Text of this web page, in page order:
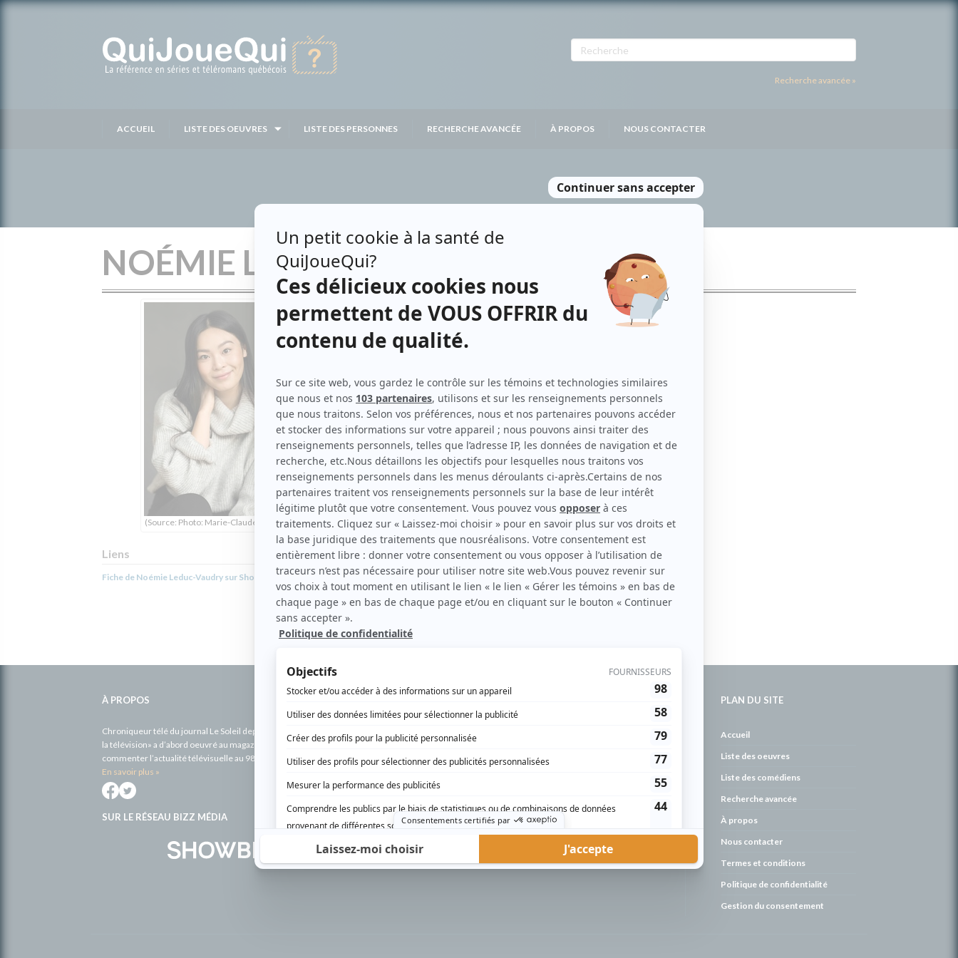
Recherche avancée »
ACCUEIL LISTE DES OEUVRES LISTE DES PERSONNES RECHERCHE AVANCÉE À PROPOS NOUS CONTACTER
NOÉMIE LEDUC-VAUDRY
(Source: Photo: Marie-Claude Fournier)
Liens
Fiche de Noémie Leduc-Vaudry sur Showbizz.net
Personnages
Dumas Gabrielle Cantin
Temps de chien(Réceptionniste Jolivet
L'oeil du cyclone(Professeure Sophie)
Groupe de soutien
L'air d'aller( Cindy Dufresnes)
Haute démolition (Claire)
Les beaux malaises 2.0(Fille trop fan )
Contre-offre(Réalisatrice studio son2022)
C'est comme ça que je t'aime( Mireille)
Cerebrum ( 2022- 2025
Le jeu(Béa Beaulieu)
Les pêcheurs(Fille ingénue2016)
Sam Chicotte(Cri-Cri)
À PROPOS
Chroniqueur télé du journal Le Soleil depuis 2001, Richard Therrien carbure à son petit écran. Celui qu’on surnomme parfois «l’encyclopédie de
la télévision» a d’abord oeuvré au magazine TV Hebdo de 1996 à 2001. Sa spécialité: la télé québécoise. On peut l’entendre régulièrement
commenter l’actualité télévisuelle au 98,5.
En savoir plus »
SUR LE RÉSEAU BIZZ MÉDIA
PLAN DU SITE
Accueil
Liste des oeuvres
Liste des comédiens
Recherche avancée
À propos
Nous contacter
Termes et conditions
Politique de confidentialité
Gestion du consentement